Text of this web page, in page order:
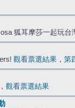
狐耳摩莎一起玩台
觀看票選結果 ， 第
觀看票選結果